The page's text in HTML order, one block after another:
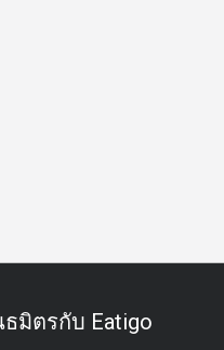
มิตรกับ Eatigo